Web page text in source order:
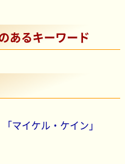
あるキーワード
「マイケル・ケイン」